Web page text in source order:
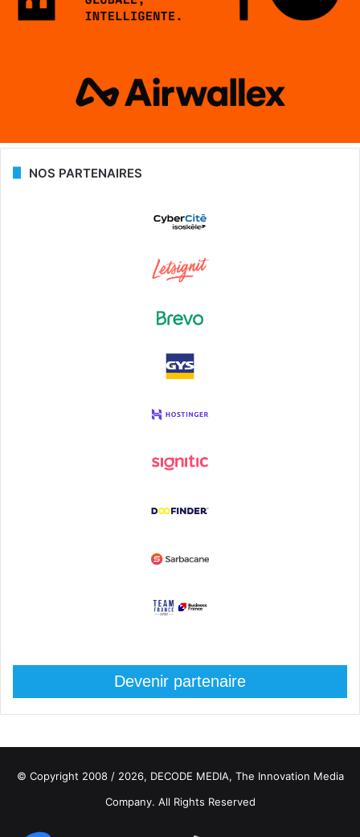
NOS PARTENAIRES
Devenir partenaire
© Copyright 2008 / 2026, DECODE MEDIA, The Innovation Media
Company. All Rights Reserved